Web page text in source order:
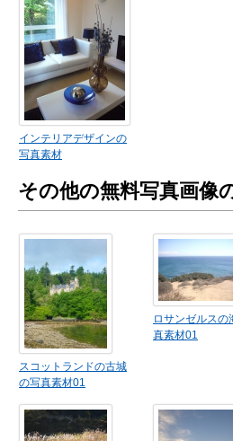
インテリアデザインの
写真素材
その他の無料写真画像
スコットランドの古城
の写真素材01
ロサンゼルスの
真素材01